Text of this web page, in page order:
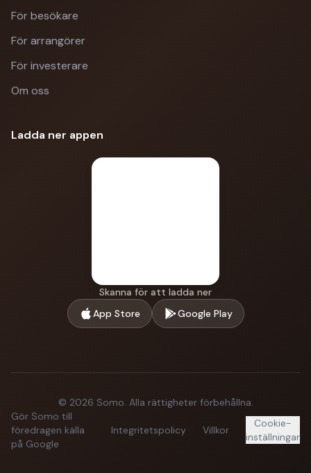
För besökare
För arrangörer
För investerare
Om oss
Ladda ner appen
Skanna för att ladda ner
App Store
Google Play
© 2026 Somo. Alla rättigheter förbehållna.
Gör Somo till
föredragen källa
på Google
Integritetspolicy Villkor
Cookie-
inställningar